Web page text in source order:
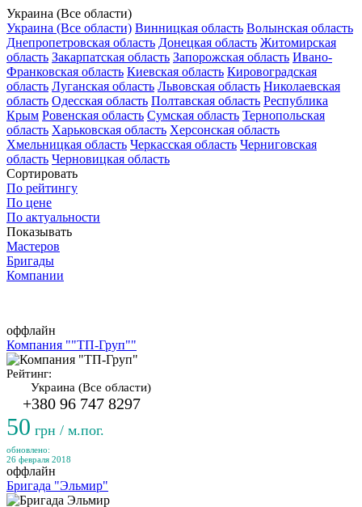
Украина (Все области)
Украина (Все области) Винницкая область Волынская область
Днепропетровская область Донецкая область Житомирская
область Закарпатская область Запорожская область Ивано-
Франковская область Киевская область Кировоградская
область Луганская область Львовская область Николаевская
область Одесская область Полтавская область Республика
Крым Ровенская область Сумская область Тернопольская
область Харьковская область Херсонская область
Хмельницкая область Черкасская область Черниговская
область Черновицкая область
Сортировать
По рейтингу
По цене
По актуальности
Показывать
Мастеров
Бригады
Компании
оффлайн
Компания ""ТП-Груп""
Рейтинг:
Украина (Все области)
+380 96 747 8297
50 грн / м.пог.
обновлено:
26 февраля 2018
оффлайн
Бригада "Эльмир"